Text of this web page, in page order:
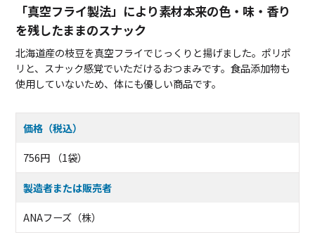
「真空フライ製法」により素材本来の色・味・香り
を残したままのスナック
北海道産の枝豆を真空フライでじっくりと揚げました。ポリポ
リと、スナック感覚でいただけるおつまみです。食品添加物も
使用していないため、体にも優しい商品です。
価格（税込）
756円 （1袋）
製造者または販売者
ANAフーズ（株）